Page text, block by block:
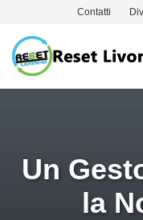
Contatti
Un
la